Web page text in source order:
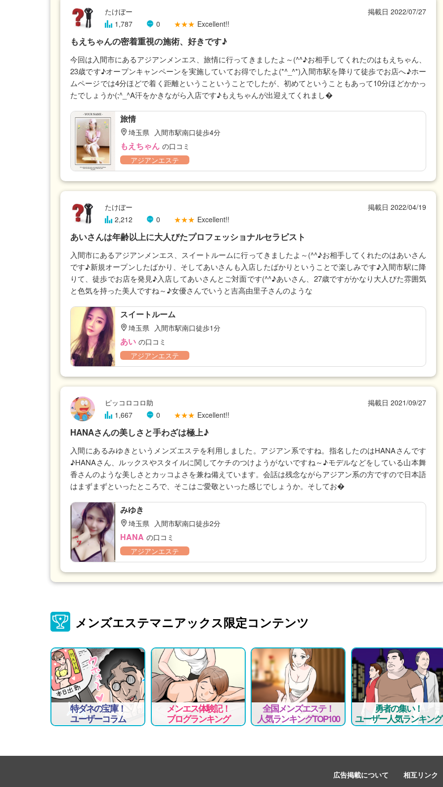
たけぼー
1,787
0 ★★★ Excellent!!
掲載日 2022/07/27
もえちゃんの密着重視の施術、好きです♪
今回は入間市にあるアジアンメンエス、旅情に行ってきましたよ～(^^♪お相手してくれたのはもえちゃん、
23歳です♪オープンキャンペーンを実施していてお得でしたよ(*^_^*)入間市駅を降りて徒歩でお店へ♪ホー
ムページでは4分ほどで着く距離というこということでしたが、初めてということもあって10分ほどかかっ
たでしょうか(;^_^A汗をかきながら入店です♪もえちゃんが出迎えてくれまし�
旅情
埼玉県 入間市駅南口徒歩4分
もえちゃん の口コミ
アジアンエステ
たけぼー
2,212
0 ★★★ Excellent!!
掲載日 2022/04/19
あいさんは年齢以上に大人びたプロフェッショナルセラピスト
入間市にあるアジアンメンエス、スイートルームに行ってきましたよ～(^^♪お相手してくれたのはあいさん
です♪新規オープンしたばかり、そしてあいさんも入店したばかりということで楽しみです♪入間市駅に降
りて、徒歩でお店を発見♪入店してあいさんとご対面です(^^♪あいさん、27歳ですがかなり大人びた雰囲気
と色気を持った美人ですね～♪女優さんでいうと吉高由里子さんのような
スイートルーム
埼玉県 入間市駅南口徒歩1分
あい の口コミ
アジアンエステ
ピッコロコロ助
1,667
0 ★★★ Excellent!!
掲載日 2021/09/27
HANAさんの美しさと手わざは極上♪
入間にあるみゆきというメンズエステを利用しました。アジアン系ですね。指名したのはHANAさんです
♪HANAさん、ルックスやスタイルに関してケチのつけようがないですね～♪モデルなどをしている山本舞
香さんのような美しさとカッコよさを兼ね備えています。会話は残念ながらアジアン系の方ですので日本語
はまずまずといったところで、そこはご愛敬といった感じでしょうか。そしてお�
みゆき
埼玉県 入間市駅南口徒歩2分
HANA の口コミ
アジアンエステ
メンズエステマニアックス限定コンテンツ
特ダネの宝庫！
ユーザーコラム
メンエス体験記！
ブログランキング
全国メンズエステ！
人気ランキングTOP100
勇者の集い！
ユーザー人気ランキング
広告掲載について 相互リンク